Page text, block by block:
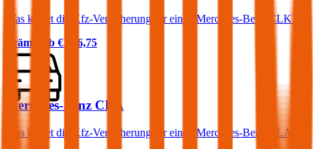
Was kostet die Kfz-Versicherung für einen Mercedes-Benz CLK?
Prämie ab € 106,75
Mercedes-Benz CLA
Was kostet die Kfz-Versicherung für einen Mercedes-Benz CLA?